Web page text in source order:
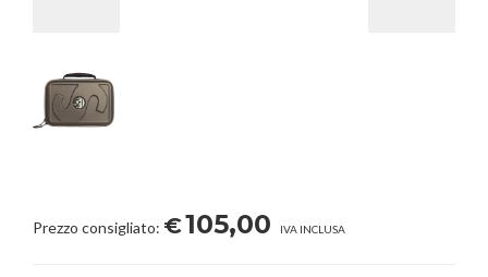
Prezzo consigliato: €105,00 IVA INCLUSA